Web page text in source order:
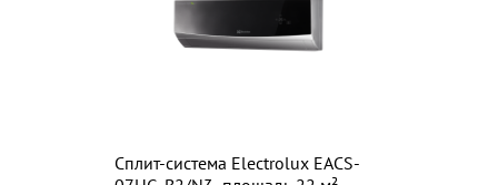
Сплит-система Electrolux EACS-